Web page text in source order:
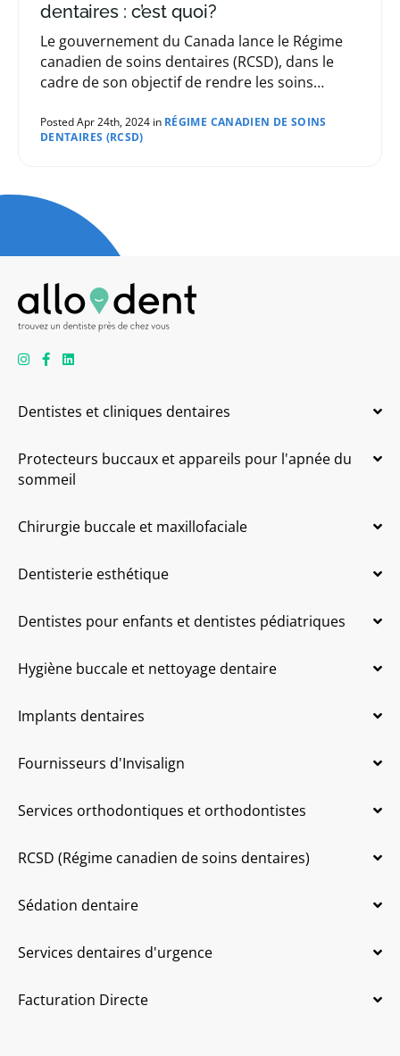
dentaires : c’est quoi?
Posted Apr 24th, 2024 in RÉGIME CANADIEN DE SOINS
DENTAIRES (RCSD)
Le gouvernement du Canada lance le Régime
canadien de soins dentaires (RCSD), dans le
cadre de son objectif de rendre les soins
remplissent les conditions requises.
Dentistes et cliniques dentaires
Protecteurs buccaux et appareils pour l'apnée du
sommeil
Chirurgie buccale et maxillofaciale
Dentisterie esthétique
Dentistes pour enfants et dentistes pédiatriques
Hygiène buccale et nettoyage dentaire
Implants dentaires
Fournisseurs d'Invisalign
Services orthodontiques et orthodontistes
RCSD (Régime canadien de soins dentaires)
Sédation dentaire
Services dentaires d'urgence
Facturation Directe